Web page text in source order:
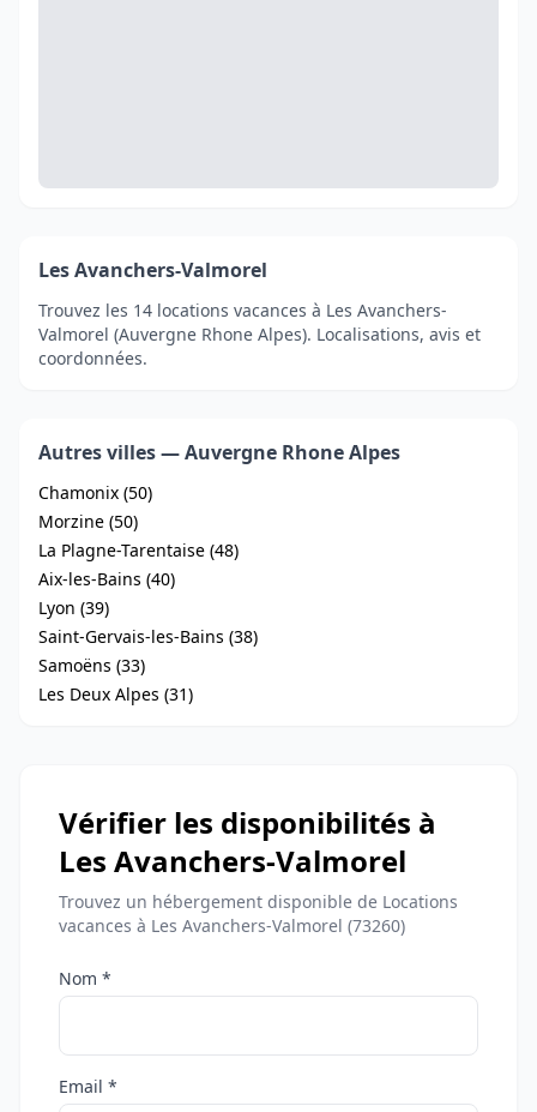
Les Avanchers-Valmorel
Trouvez les 14 locations vacances à Les Avanchers-
Valmorel (Auvergne Rhone Alpes). Localisations, avis et
coordonnées.
Autres villes — Auvergne Rhone Alpes
Chamonix (50)
Morzine (50)
La Plagne-Tarentaise (48)
Aix-les-Bains (40)
Lyon (39)
Saint-Gervais-les-Bains (38)
Samoëns (33)
Les Deux Alpes (31)
Vérifier les disponibilités à
Les Avanchers-Valmorel
Trouvez un hébergement disponible de Locations
vacances à Les Avanchers-Valmorel (73260)
Nom *
Email *